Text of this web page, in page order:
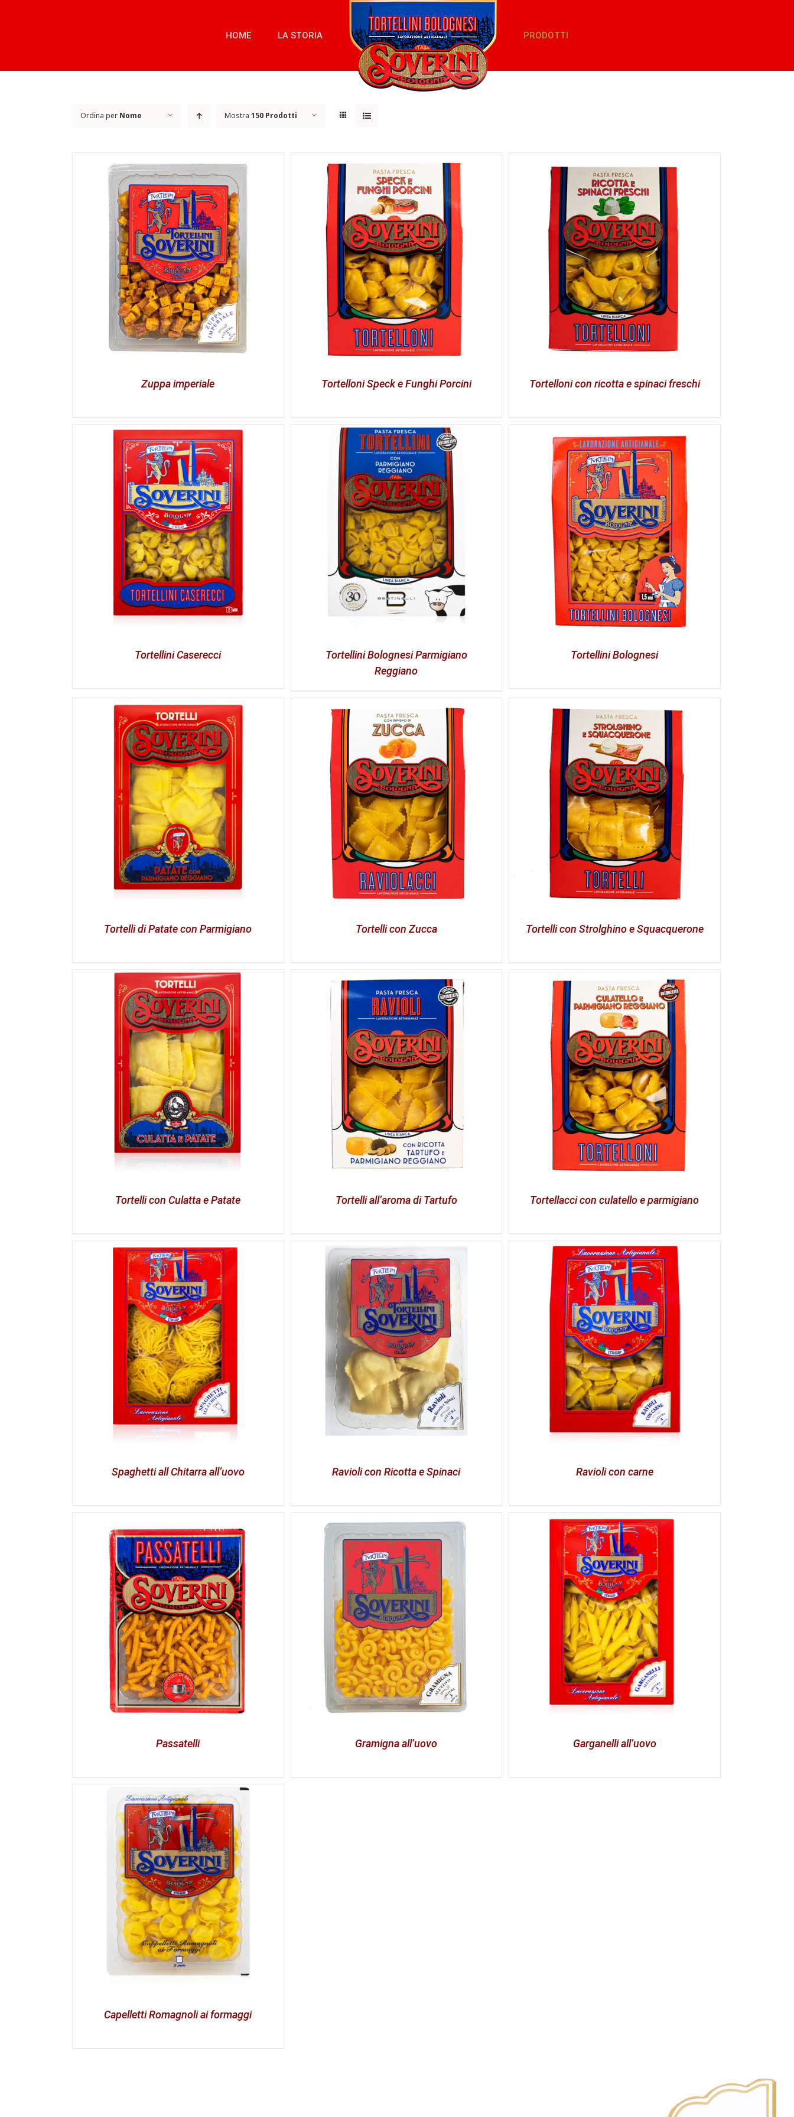
HOME LA STORIA PRODOTTI
Ordina per Nome Mostra 150 Prodotti
Zuppa imperiale Tortelloni Speck e Funghi Porcini Tortelloni con ricotta e spinaci freschi
Tortellini Caserecci
Tortellini Bolognesi Parmigiano
Reggiano
Tortellini Bolognesi
Tortelli di Patate con Parmigiano Tortelli con Zucca Tortelli con Strolghino e Squacquerone
Tortelli con Culatta e Patate Tortelli all’aroma di Tartufo Tortellacci con culatello e parmigiano
Spaghetti all Chitarra all’uovo Ravioli con Ricotta e Spinaci Ravioli con carne
Passatelli Gramigna all’uovo Garganelli all’uovo
Capelletti Romagnoli ai formaggi